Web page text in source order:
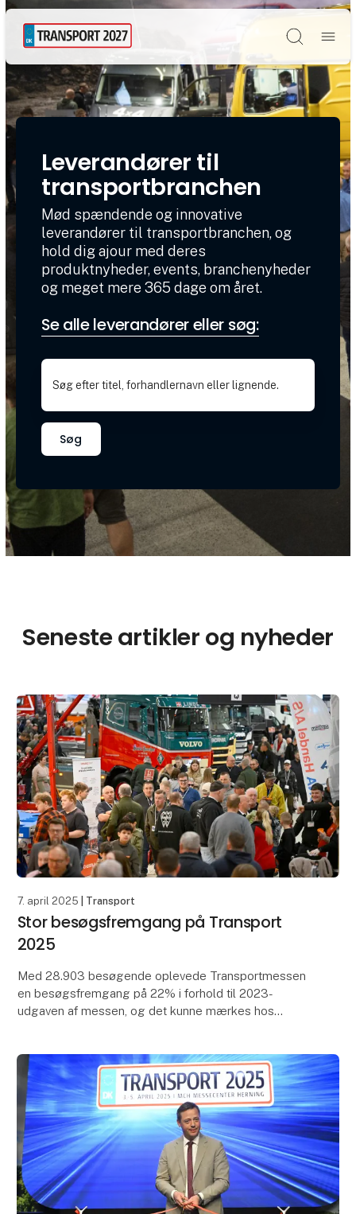
Søg
Leverandører til
transportbranchen
Mød spændende og innovative
leverandører til transportbranchen, og
hold dig ajour med deres
produktnyheder, events, branchenyheder
og meget mere 365 dage om året.
Se alle leverandører eller søg:
Søg
Seneste artikler og nyheder
7. april 2025 | Transport
Stor besøgsfremgang på Transport
2025
Med 28.903 besøgende oplevede Transportmessen
en besøgsfremgang på 22% i forhold til 2023-
udgaven af messen, og det kunne mærkes hos